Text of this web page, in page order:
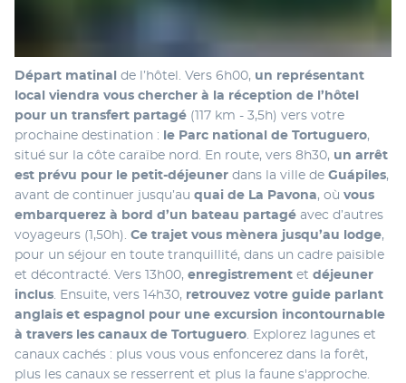
Départ matinal de l’hôtel. Vers 6h00, un représentant
local viendra vous chercher à la réception de l’hôtel
pour un transfert partagé (117 km - 3,5h) vers votre
prochaine destination :
le Parc national de Tortuguero,
situé sur la côte caraïbe nord. En route, vers 8h30, un arrêt
est prévu pour le petit-déjeuner dans la ville de Guápiles,
avant de continuer jusqu’au quai de La Pavona, où vous
embarquerez à bord d’un bateau partagé avec d’autres
voyageurs (1,50h). Ce trajet vous mènera jusqu’au lodge,
pour un séjour en toute tranquillité, dans un cadre paisible
et décontracté. Vers 13h00, enregistrement et déjeuner
inclus. Ensuite, vers 14h30, retrouvez votre guide parlant
anglais et espagnol pour une excursion incontournable
à travers les canaux de Tortuguero. Explorez lagunes et
canaux cachés : plus vous vous enfoncerez dans la forêt,